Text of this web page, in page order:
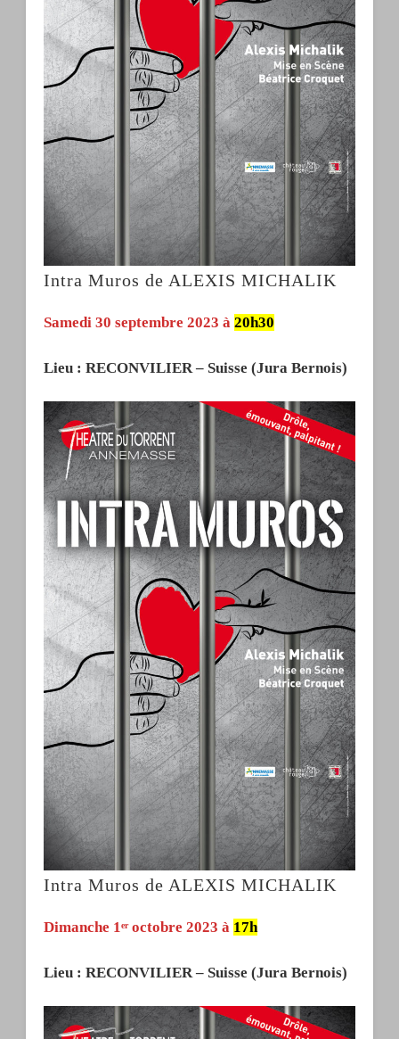
Intra Muros de ALEXIS MICHALIK
Samedi 30 septembre 2023 à 20h30
Lieu : RECONVILIER – Suisse (Jura Bernois)
Intra Muros de ALEXIS MICHALIK
Dimanche 1eroctobre 2023 à 17h
Lieu : RECONVILIER – Suisse (Jura Bernois)